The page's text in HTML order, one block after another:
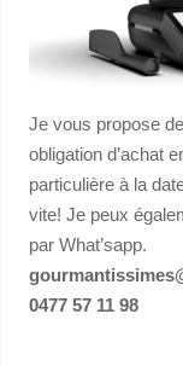
Je vous propose
obligation d’achat
particulière à la
vite! Je peux
par What’sapp.
0477 57 11 98